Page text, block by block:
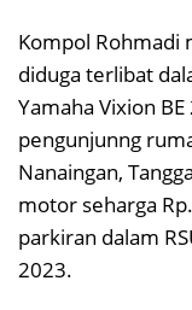
Kompol Rohmadi
diduga terlibat
Yamaha Vixion
pengunjunng
Nanaingan,
motor seharga
parkiran dalam
2023.